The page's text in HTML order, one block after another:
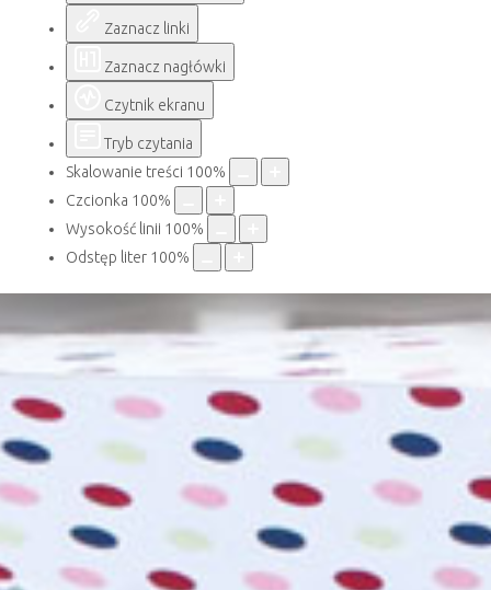
Zaznacz linki
Zaznacz nagłówki
Czytnik ekranu
Tryb czytania
Skalowanie treści 100%
Czcionka 100%
Wysokość linii 100%
Odstęp liter 100%